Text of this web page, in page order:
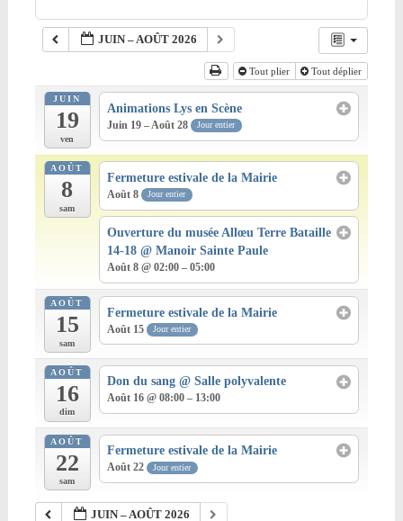
JUIN – AOÛT 2026
Tout plier Tout déplier
JUIN
19
ven
Animations Lys en Scène
Juin 19 – Août 28 Jour entier
AOÛT
8
sam
Fermeture estivale de la Mairie
Août 8 Jour entier
Ouverture du musée Allœu Terre Bataille
14-18@ Manoir Sainte Paule
Août 8 @ 02:00 – 05:00
AOÛT
15
sam
Fermeture estivale de la Mairie
Août 15 Jour entier
AOÛT
16
dim
Don du sang@ Salle polyvalente
Août 16 @ 08:00 – 13:00
AOÛT
22
sam
Fermeture estivale de la Mairie
Août 22 Jour entier
JUIN – AOÛT 2026